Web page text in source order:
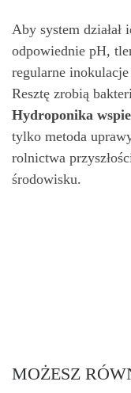
Aby system
odpowiednie pH,
regularne
Resztę zrobią
Hydroponika
tylko metoda
rolnictwa
środowisku.
MOŻESZ